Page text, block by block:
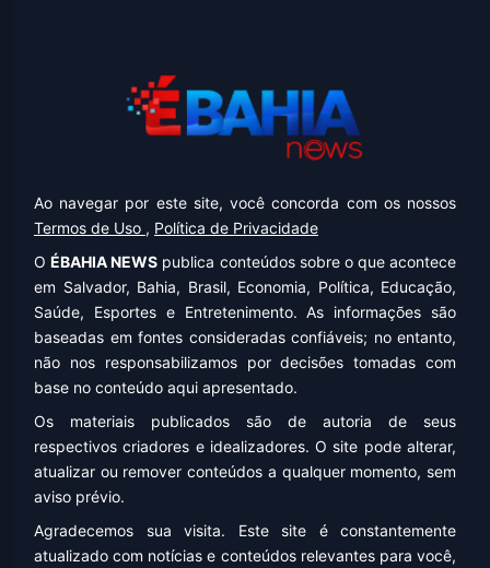
Ao navegar por este site, você concorda com os nossos
Termos de Uso , Política de Privacidade
OÉBAHIA NEWS publica conteúdos sobre o que acontece
em Salvador, Bahia, Brasil, Economia, Política, Educação,
Saúde, Esportes e Entretenimento. As informações são
baseadas em fontes consideradas confiáveis; no entanto,
não nos responsabilizamos por decisões tomadas com
base no conteúdo aqui apresentado.
Os materiais publicados são de autoria de seus
respectivos criadores e idealizadores. O site pode alterar,
atualizar ou remover conteúdos a qualquer momento, sem
aviso prévio.
Agradecemos sua visita. Este site é constantemente
atualizado com notícias e conteúdos relevantes para você,